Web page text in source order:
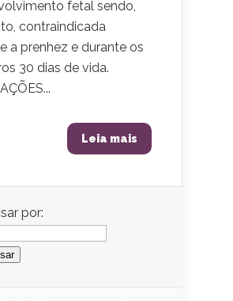
fetal sendo,
contraindicada
a prenhez e durante os
30 dias de vida.
Leia mais
por: